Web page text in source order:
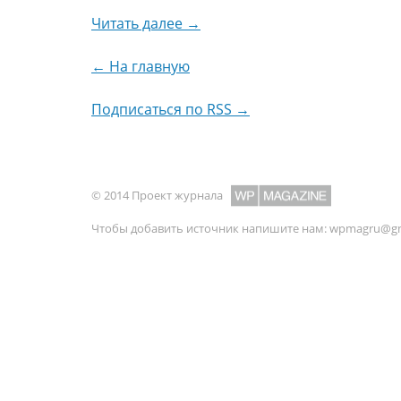
Читать далее →
← На главную
Подписаться по RSS →
© 2014 Проект журнала
Чтобы добавить источник напишите нам: